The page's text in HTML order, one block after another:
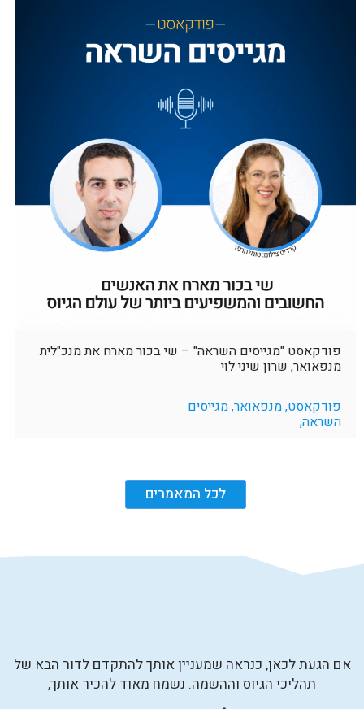
פודקאסט "מגייסים השראה" – שי בכור מארח את מנכ"לית
מנפאואר, שרון שיני לוי
פודקאסט, מנפאואר, מגייסים
השראה,
לכל המאמרים
אם הגעת לכאן, כנראה שמעניין אותך להתקדם לדור הבא של
תהליכי הגיוס וההשמה. נשמח מאוד להכיר אותך,